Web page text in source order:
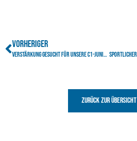
VORHERIGER
Verstärkung gesucht für unsere C1-Junioren
Zurück zur Übersicht